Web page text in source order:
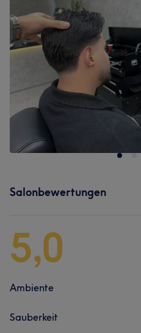
Salonbewertungen
5,0
Ambiente
Sauberkeit